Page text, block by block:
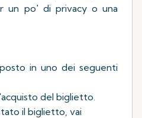
un po' di privacy o una
in uno dei seguenti
del biglietto.
il biglietto, vai